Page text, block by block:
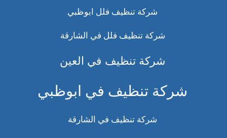
شركة تنظيف فلل ابوظبي
شركة تنظيف فلل في الشارقة
شركة تنظيف في العين
شركة تنظيف في ابوظبي
شركة تنظيف في الشارقة